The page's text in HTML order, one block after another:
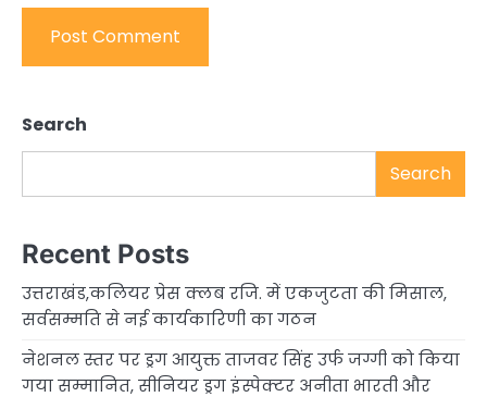
Search
Search
Recent Posts
उत्तराखंड,कलियर प्रेस क्लब रजि. में एकजुटता की मिसाल,
सर्वसम्मति से नई कार्यकारिणी का गठन
नेशनल स्तर पर ड्रग आयुक्त ताजवर सिंह उर्फ जग्गी को किया
गया सम्मानित, सीनियर ड्रग इंस्पेक्टर अनीता भारती और